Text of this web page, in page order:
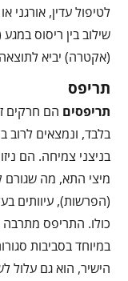
לטיפול עדין, אורגני
שילוב בין ריסוס
(אקטרה) יביא
תריפס
תריפסים
בלבד, ונמצאים לרוב
בניצני צמיחה. הם
מיצי התא, מה שגורם
(הפרשות), עיוותים
כולו. התריפס מתרבה
במיוחד בסביבות
הישיר, הוא גם עלול